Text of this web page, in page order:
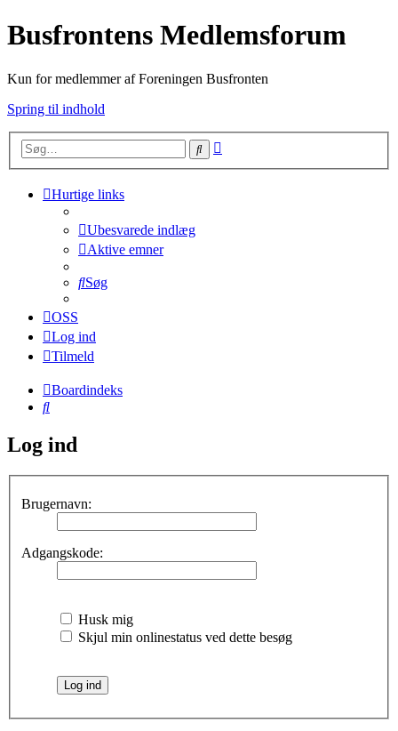
Busfrontens Medlemsforum
Kun for medlemmer af Foreningen Busfronten
Spring til indhold
Søg
Hurtige links
Ubesvarede indlæg
Aktive emner
Søg
OSS
Log ind
Tilmeld
Boardindeks
Søg
Log ind
Brugernavn:
Adgangskode:
Husk mig
Skjul min onlinestatus ved dette besøg